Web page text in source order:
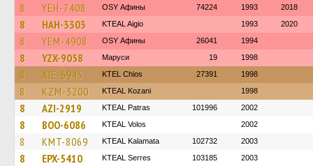
8 YEH-7408 OSY Афины 74224 1993 2018
8 HAH-3303 KTEAL Aigio 1993 2020
8 YEM-4908 OSY Афины 26041 1994
8 YZX-9058 Маруси 19 1998
8 XIE-6945 KTEL Chios 27391 1998
8 KZM-3200 KTEAL Kozani 1998
8 AZI-2919 KTEAL Patras 101996 2002
8 BOO-6086 KTEAL Volos 2002
8 KMT-8069 KTEAL Kalamata 102732 2003
8 EPX-5410 KTEAL Serres 103185 2003